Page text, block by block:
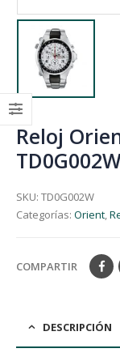
Reloj
SKU: TD0G002W
Categorías: Orient,
COMPARTIR
DESCRIPCIÓN